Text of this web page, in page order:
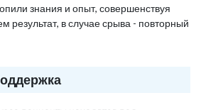
знания и опыт, совершенствуя
результат, в случае срыва - повторный